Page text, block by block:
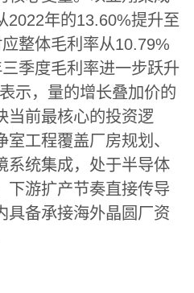
2022年的13.60%提升至
整体毛利率从10.79%
季度毛利率进一步跃升
示，量的增长叠加价的
当前最核心的投资逻
工程覆盖厂房规划、
系统集成，处于半导体
下游扩产节奏直接传导
具备承接海外晶圆厂资